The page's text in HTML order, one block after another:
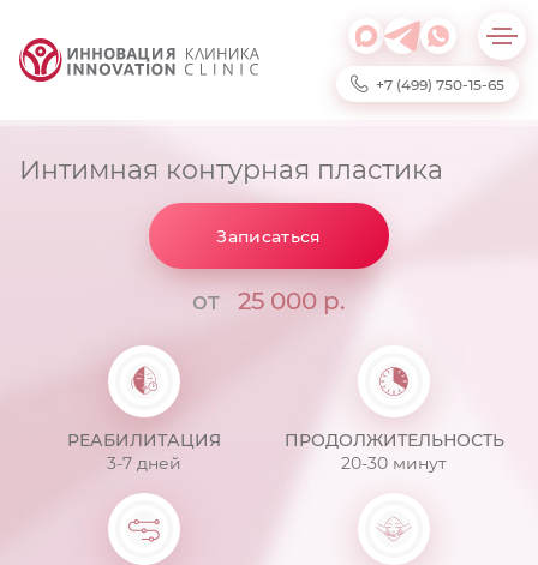
+7 (499) 750-15-65
Интимная контурная пластика
Записаться
от 25 000 р.
РЕАБИЛИТАЦИЯ
3-7 дней
ПРОДОЛЖИТЕЛЬНОСТЬ
20-30 минут